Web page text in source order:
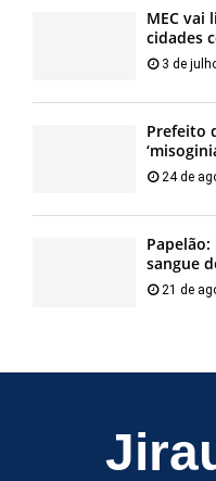
MEC vai
cidades
3 de
Prefeito
24 de
sangue
21 de